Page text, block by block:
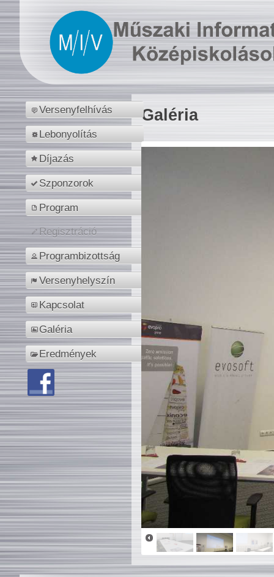
Versenyfelhívás
Lebonyolítás
Díjazás
Szponzorok
Program
Regisztráció
Programbizottság
Versenyhelyszín
Kapcsolat
Galéria
Eredmények
Galéria